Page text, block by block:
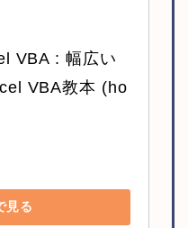
VBA : 幅広い
VBA教本 (ho
見る